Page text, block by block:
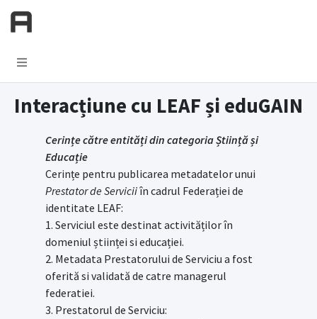
Toggle navigation
Interacțiune cu LEAF și eduGAIN
Cerințe către entități din categoria Știință și
Educație
Cerințe pentru publicarea metadatelor unui
Prestator de Serviciiîn cadrul Federației de
identitate LEAF:
1. Serviciul este destinat activităților în
domeniul științei si educației.
2. Metadata Prestatorului de Serviciu a fost
oferită si validată de catre managerul
federatiei.
3. Prestatorul de Serviciu: